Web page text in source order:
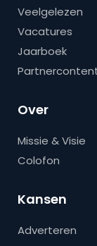
Veelgelezen
Vacatures
Jaarboek
Over
Missie & Visie
Colofon
Kansen
Adverteren